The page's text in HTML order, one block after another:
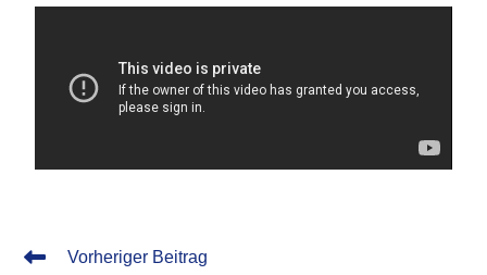
Vorheriger Beitrag